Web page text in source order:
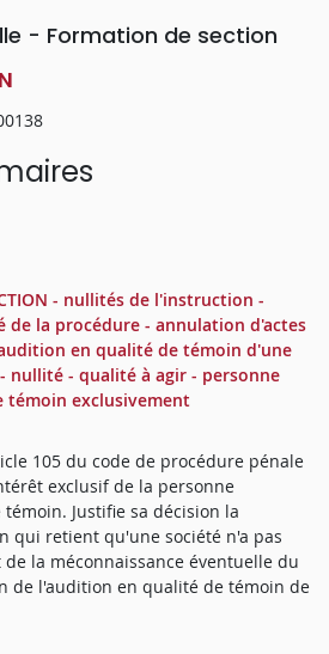
- Formation de section
- nullités de l'instruction -
de la procédure - annulation d'actes
en qualité de témoin d'une
nullité - qualité à agir - personne
témoin exclusivement
105 du code de procédure pénale
exclusif de la personne
Justifie sa décision la
qui retient qu'une société n'a pas
la méconnaissance éventuelle du
de l'audition en qualité de témoin de